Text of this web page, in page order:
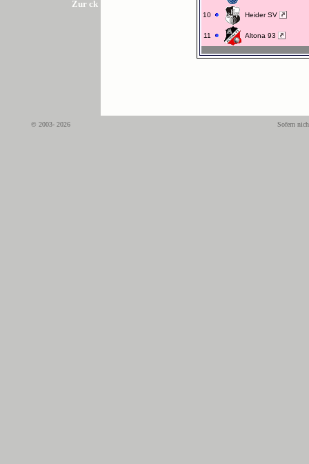
Zur ck
10 Heider SV
11 Altona 93
© 2003- 2026 Sofern